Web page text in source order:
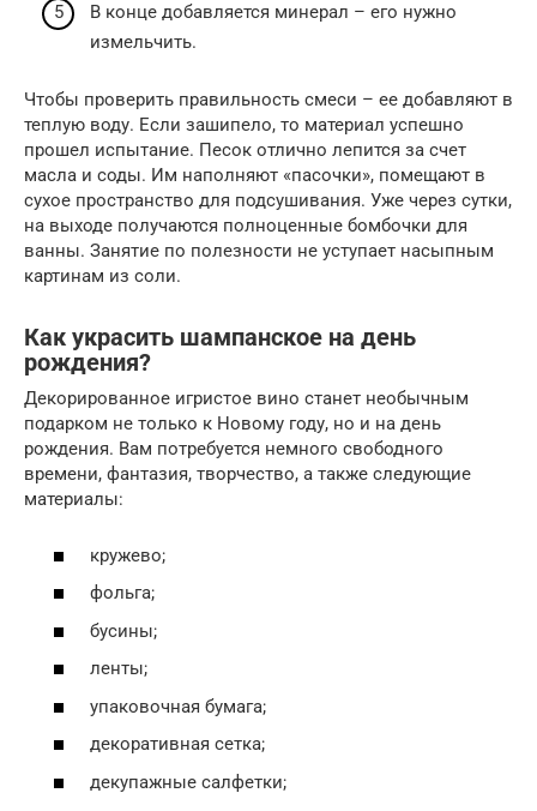
В конце добавляется минерал – его нужно
измельчить.
Чтобы проверить правильность смеси – ее добавляют в
теплую воду. Если зашипело, то материал успешно
прошел испытание. Песок отлично лепится за счет
масла и соды. Им наполняют «пасочки», помещают в
сухое пространство для подсушивания. Уже через сутки,
на выходе получаются полноценные бомбочки для
ванны. Занятие по полезности не уступает насыпным
картинам из соли.
Как украсить шампанское на день
рождения?
Декорированное игристое вино станет необычным
подарком не только к Новому году, но и на день
рождения. Вам потребуется немного свободного
времени, фантазия, творчество, а также следующие
материалы:
кружево;
фольга;
бусины;
ленты;
упаковочная бумага;
декоративная сетка;
декупажные салфетки;